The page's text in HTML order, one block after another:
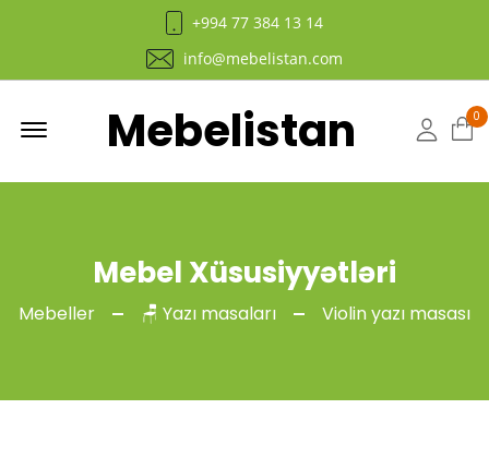
+994 77 384 13 14
info@mebelistan.com
Mebelistan 0
Mebel Xüsusiyyətləri
Mebeller 🪑 Yazı masaları Violin yazı masası